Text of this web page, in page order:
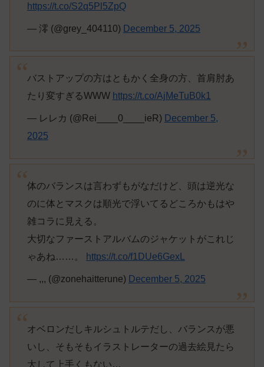
https://t.co/S2q5Pl5ZpQ
— 澪 (@grey_404110) December 5, 2025
バストアップの方はともかく全身の方、首肩肘あ
たり変すぎるWWW https://t.co/AjMeTuB0k1
— レレカ (@Rei____0____ieR) December 5,
2025
体のバランスは言わずもがなだけど、頭は逆光な
のに体とマスクは順光で浮いてるどころかもはや
雑コラに見える。
大切なファーストアルバムのジャケットがこれじ
ゃあね……。
https://t.co/f1DUe6GexL
— ,,, (@zonehaitterune) December 5, 2025
オベロンだしキルシュトルテだし、バランスが悪
いし、そもそもイラストレーターの過去絵見たら
大して上手くもない…